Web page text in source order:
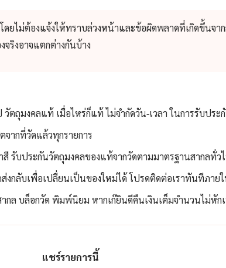
ยไม่ต้องแจ้งให้ทราบล่วงหน้าและข้อผิดพลาดที่เกิดขึ้นจา
ริงอาจแตกต่างกันบ้าง
ถุมงคลแท้ เมื่อไหร่ก็แท้ ไม่จำกัดวัน-เวลา ในการรับประ
ากที่วัดแล้วทุกรายการ
รับประกันวัตถุมงคลของแท้จากวัดตามมาตรฐานสากลทั่ว
งกลับเพื่อเปลื่ยนเป็นของใหม่ได้ โปรดติดต่อเราทันทีภาย
ล บล็อกวัด พิมพ์นิยม หากเก๊ยินดีคืนเงินเต็มจำนวนไม่หัก
แชร์รายการนี้